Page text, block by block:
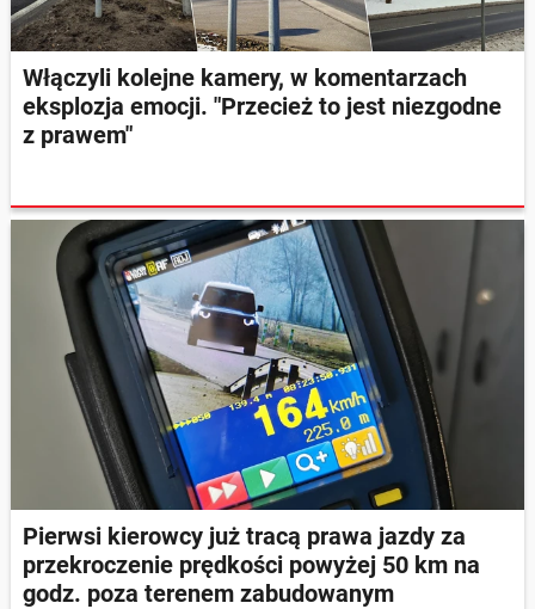
Włączyli kolejne kamery, w komentarzach
eksplozja emocji. "Przecież to jest niezgodne
z prawem"
Pierwsi kierowcy już tracą prawa jazdy za
przekroczenie prędkości powyżej 50 km na
godz. poza terenem zabudowanym